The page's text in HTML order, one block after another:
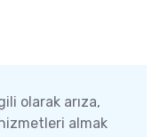
olarak arıza,
almak